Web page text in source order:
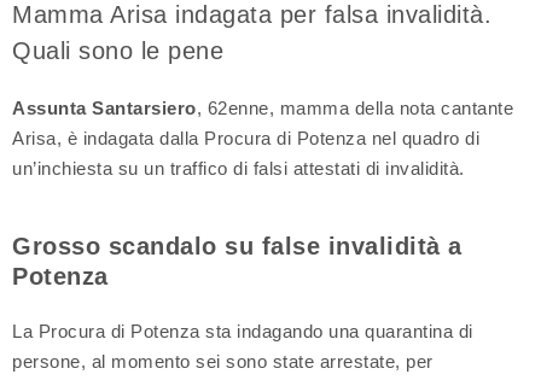
Mamma Arisa indagata per falsa invalidità.
Quali sono le pene
Assunta Santarsiero, 62enne, mamma della nota cantante
Arisa, è indagata dalla Procura di Potenza nel quadro di
un’inchiesta su un traffico di falsi attestati di invalidità.
Grosso scandalo su false invalidità a
Potenza
La Procura di Potenza sta indagando una quarantina di
persone, al momento sei sono state arrestate, per